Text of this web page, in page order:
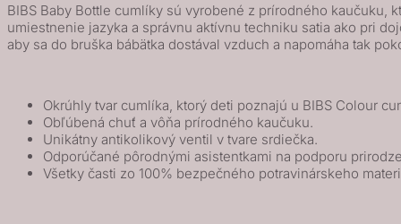
dojčenskú
fľašu
prietok
BIBS Baby Bottle cumlíky sú vyrobené z prírodného
umiestnenie jazyka a správnu aktívnu techniku satia ako pri
aby sa do bruška bábätka dostával vzduch a napomáha tak
Okrúhly tvar cumlíka, ktorý deti poznajú u BIBS Colour
Obľúbená chuť a vôňa prírodného kaučuku.
Unikátny antikolikový ventil v tvare srdiečka.
Odporúčané pôrodnými asistentkami na podporu
Všetky časti zo 100% bezpečného potravinárskeho